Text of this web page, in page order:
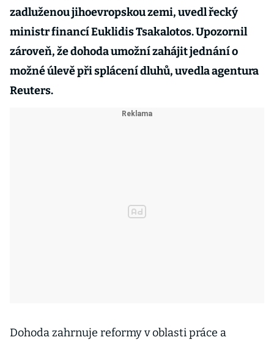
zadluženou jihoevropskou zemi, uvedl řecký
ministr financí Euklidis Tsakalotos. Upozornil
zároveň, že dohoda umožní zahájit jednání o
možné úlevě při splácení dluhů, uvedla agentura
Reuters.
Dohoda zahrnuje reformy v oblasti práce a